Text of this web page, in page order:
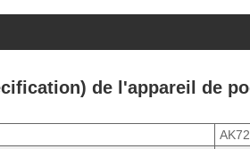
de l'appareil de
AK72